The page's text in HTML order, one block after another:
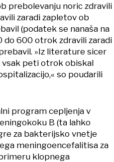
prebolevanju noric zdravili
zaradi zapletov ob
(podatek se nanaša na
do 600 otrok zdravili zaradi
»Iz literature sicer
vsak peti otrok obiskal
so poudarili
program cepljenja v
B (ta lahko
za bakterijsko vnetje
meningoencefalitisa za
klopnega